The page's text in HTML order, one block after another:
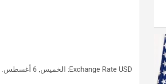
Exchange Rate USD : الخميس, 6 أغسطس.